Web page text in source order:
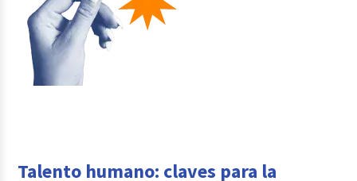
Talento humano: claves para la